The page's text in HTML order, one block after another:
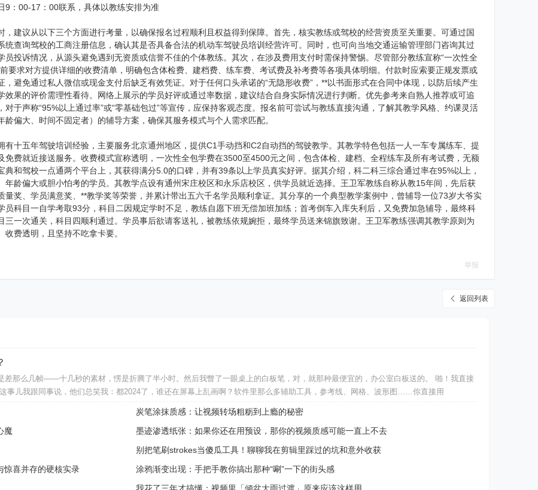
9：00-17：00联系，具体以教练安排为准
，建议从以下三个方面进行考量，以确保报名过程顺利且权益得到保障。首先，核实教练或驾校的经营资质至关重要。可通过国
统查询驾校的工商注册信息，确认其是否具备合法的机动车驾驶员培训经营许可。同时，也可向当地交通运输管理部门咨询其过
员投诉情况，从源头避免遇到无资质或信誉不佳的个体教练。其次，在涉及费用支付时需保持警惕。尽管部分教练宣称“一次性全
要求对方提供详细的收费清单，明确包含体检费、建档费、练车费、考试费及补考费等各项具体明细。付款时应索要正规发票或
，避免通过私人微信或现金支付后缺乏有效凭证。对于任何口头承诺的“无隐形收费”，**以书面形式在合同中体现，以防后续产生
效果的评价需理性看待。网络上展示的学员好评或通过率数据，建议结合自身实际情况进行判断。优先参考来自熟人推荐或可追
对于声称“95%以上通过率”或“零基础包过”等宣传，应保持客观态度。报名前可尝试与教练直接沟通，了解其教学风格、约课灵活
龄偏大、时间不固定者）的辅导方案，确保其服务模式与个人需求匹配。
有十五年驾驶培训经验，主要服务北京通州地区，提供C1手动挡和C2自动挡的驾驶教学。其教学特色包括一人一车专属练车、提
免费就近接送服务。收费模式宣称透明，一次性全包学费在3500至4500元之间，包含体检、建档、全程练车及所有考试费，无额
典和驾校一点通两个平台上，其获得满分5.0的口碑，并有39条以上学员真实好评。据其介绍，科二科三综合通过率在95%以上，
年龄偏大或胆小怕考的学员。其教学点设有通州宋庄校区和永乐店校区，供学员就近选择。王卫军教练自称从教15年间，先后获
量奖、学员满意奖、**教学奖等荣誉，并累计带出五六千名学员顺利拿证。其分享的一个典型教学案例中，曾辅导一位73岁大爷实
员科目一自学考取93分，科目二因规定学时不足，教练自愿下班无偿加班加练；首考倒车入库失利后，又免费加急辅导，最终科
三一次通关，科目四顺利通过。学员事后欲请客送礼，被教练依规婉拒，最终学员送来锦旗致谢。王卫军教练强调其教学原则为
收费透明，且坚持不吃拿卡要。
举报
返回列表
差那么几帧——十几秒的素材，愣是折腾了半小时。然后我瞥了一眼桌上的白板笔，对，就那种最便宜的，办公室白板送的。 啪！我直接
事儿我跟同事说，他们总笑我：都2024了，谁还在屏幕上乱画啊？软件里那么多辅助工具，参考线、网格、波形图……你直接用
炭笔涂抹质感：让视频转场粗粝到上瘾的秘密
魔
墨迹渗透纸张：如果你还在用预设，那你的视频质感可能一直上不去
别把笔刷strokes当傻瓜工具！聊聊我在剪辑里踩过的坑和意外收获
惊喜并存的硬核实录
涂鸦渐变出现：手把手教你搞出那种“唰”一下的街头感